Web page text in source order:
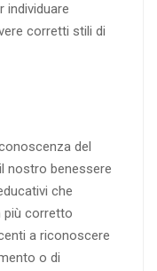
individuare
corretti stili di
del
nostro benessere
che
più corretto
a riconoscere
o di